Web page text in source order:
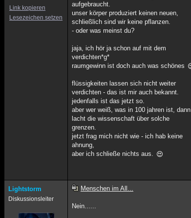
Link kopieren
Lesezeichen setzen
aufgebraucht.
unser körper produziert keinen neuen,
schließlich sind wir keine pflanzen.
- oder was meinst du?
jaja, ich hör ja schon auf mit dem
verdichten*g*
raumgewinn ist doch auch was schönes
flüssigkeiten lassen sich nicht weiter
verdichten - das ist mir auch bekannt.
jedenfalls ist das jetzt so.
aber wer weiß, was in 100 jahren ist, dann
lacht die wissenschaft über solche
grenzen.
jetzt frag mich nicht wie - ich hab keine
ahnung,
aber ich schließe nichts aus.
Lightstorm
Diskussionsleiter
Menschen im All...
Nein......